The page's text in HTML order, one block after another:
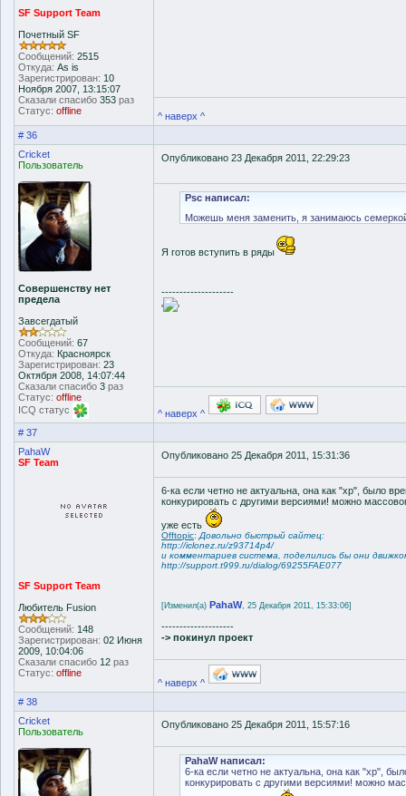
SF Support Team
Почетный SF
Сообщений: 2515
Откуда: As is
Зарегистрирован: 10
Ноября 2007, 13:15:07
Сказали спасибо 353 раз
Статус: offline
^ наверх ^
# 36
Cricket
Пользователь
Совершенству нет
предела
Завсегдатый
Сообщений: 67
Откуда: Красноярск
Зарегистрирован: 23
Октября 2008, 14:07:44
Сказали спасибо 3 раз
Статус: offline
ICQ статус
Опубликовано 23 Декабря 2011, 22:29:23
Psc написал:
Можешь меня заменить, я занимаюсь
Я готов вступить в ряды
--------------------
'
'
^ наверх ^
# 37
PahaW
SF Team
SF Support Team
Любитель Fusion
Сообщений: 148
Зарегистрирован: 02 Июня
2009, 10:04:06
Сказали спасибо 12 раз
Статус: offline
Опубликовано 25 Декабря 2011, 15:31:36
6-ка если четно не актуальна, она как "xp", было
конкурировать с другими версиями! можно
уже есть
Offtopic: Довольно быстрый сайтец:
http://iclonez.ru/z93714p4/
и комментариев система, поделились бы они
http://support.t999.ru/dialog/69255FAE077
[Изменил(а) PahaW, 25 Декабря 2011, 15:33:06]
--------------------
-> покинул проект
^ наверх ^
# 38
Cricket
Пользователь
Опубликовано 25 Декабря 2011, 15:57:16
PahaW написал:
6-ка если четно не актуальна, она как "xp",
конкурировать с другими версиями! можно